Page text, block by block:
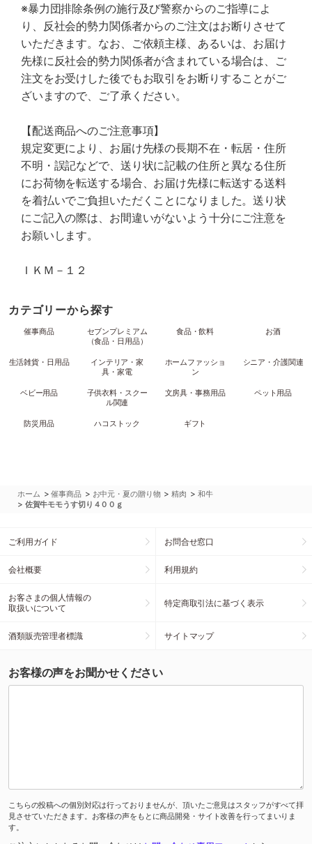
※暴力団排除条例の施行及び警察からのご指導によ
り、反社会的勢力関係者からのご注文はお断りさせて
いただきます。なお、ご依頼主様、あるいは、お届け
先様に反社会的勢力関係者が含まれている場合は、ご
注文をお受けした後でもお取引をお断りすることがご
ざいますので、ご了承ください。
【配送商品へのご注意事項】
規定変更により、お届け先様の長期不在・転居・住所
不明・誤記などで、送り状に記載の住所と異なる住所
にお荷物を転送する場合、お届け先様に転送する送料
を着払いでご負担いただくことになりました。送り状
にご記入の際は、お間違いがないよう十分にご注意を
お願いします。
ＩＫＭ－１２
カテゴリーから探す
催事商品
セブンプレミアム
（食品・日用品）
食品・飲料 お酒
生活雑貨・日用品
インテリア・家
具・家電
ホームファッショ
ン
シニア・介護関連
ベビー用品
子供衣料・スクー
ル関連
文房具・事務用品 ペット用品
防災用品 ハコストック ギフト
ホーム >催事商品 > お中元・夏の贈り物 >精肉 > 和牛
> 佐賀牛モモうす切り４００ｇ
ご利用ガイド お問合せ窓口
会社概要 利用規約
お客さまの個人情報の
取扱いについて
特定商取引法に基づく表示
酒類販売管理者標識 サイトマップ
お客様の声をお聞かせください
こちらの投稿への個別対応は行っておりませんが、頂いたご意見はスタッフがすべて拝
見させていただきます。お客様の声をもとに商品開発・サイト改善を行ってまいりま
す。